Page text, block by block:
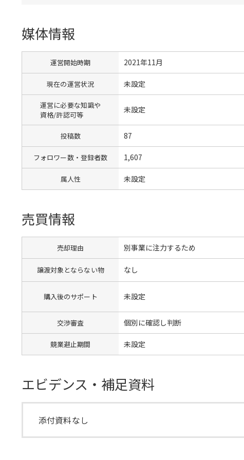
媒体情報
運営開始時期 2021年11月
現在の運営状況 未設定
運営に必要な知識や
資格/許認可等
未設定
投稿数 87
フォロワー数・登録者数 1,607
属人性 未設定
売買情報
売却理由 別事業に注力するため
譲渡対象とならない物 なし
購入後のサポート 未設定
交渉審査 個別に確認し判断
競業避止期間 未設定
エビデンス・補足資料
添付資料なし